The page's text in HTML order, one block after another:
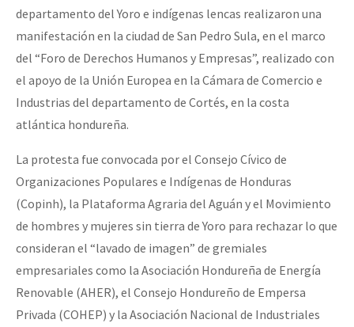
departamento del Yoro e indígenas lencas realizaron una
manifestación en la ciudad de San Pedro Sula, en el marco
del “Foro de Derechos Humanos y Empresas”, realizado con
el apoyo de la Unión Europea en la Cámara de Comercio e
Industrias del departamento de Cortés, en la costa
atlántica hondureña.
La protesta fue convocada por el Consejo Cívico de
Organizaciones Populares e Indígenas de Honduras
(Copinh), la Plataforma Agraria del Aguán y el Movimiento
de hombres y mujeres sin tierra de Yoro para rechazar lo que
consideran el “lavado de imagen” de gremiales
empresariales como la Asociación Hondureña de Energía
Renovable (AHER), el Consejo Hondureño de Empersa
Privada (COHEP) y la Asociación Nacional de Industriales